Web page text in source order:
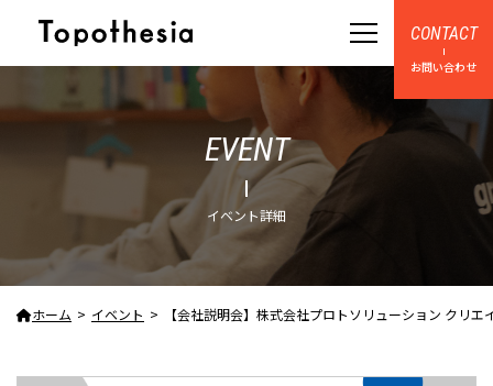
CONTACT
お問い合わせ
EVENT
イベント詳細
ホーム イベント 【会社説明会】株式会社プロトソリューション クリ